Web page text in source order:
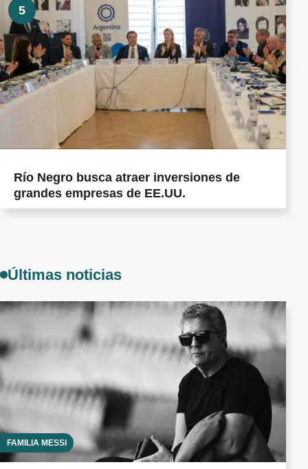
5
Río Negro busca atraer inversiones de
grandes empresas de EE.UU.
Últimas noticias
FAMILIA MESSI